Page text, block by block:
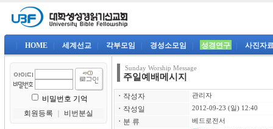
HOME 세계선교 각부모임 경성소모임 성경연구 사진자
비밀번호 기억
회원등록
비번분실
Sunday Worship Message
주일예배메시지
ㆍ 작성자 관리자
ㆍ 작성일 2012-09-23 (일) 12:40
ㆍ 분 류 베드로전서